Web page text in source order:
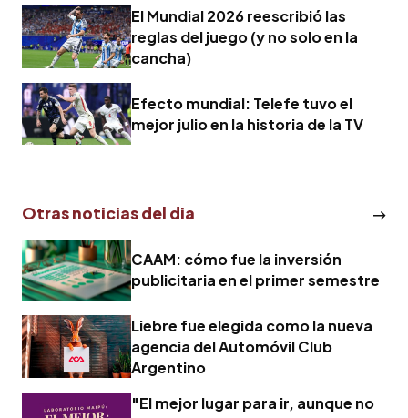
El Mundial 2026 reescribió las
reglas del juego (y no solo en la
cancha)
Efecto mundial: Telefe tuvo el
mejor julio en la historia de la TV
Otras noticias del dia
CAAM: cómo fue la inversión
publicitaria en el primer semestre
Liebre fue elegida como la nueva
agencia del Automóvil Club
Argentino
"El mejor lugar para ir, aunque no